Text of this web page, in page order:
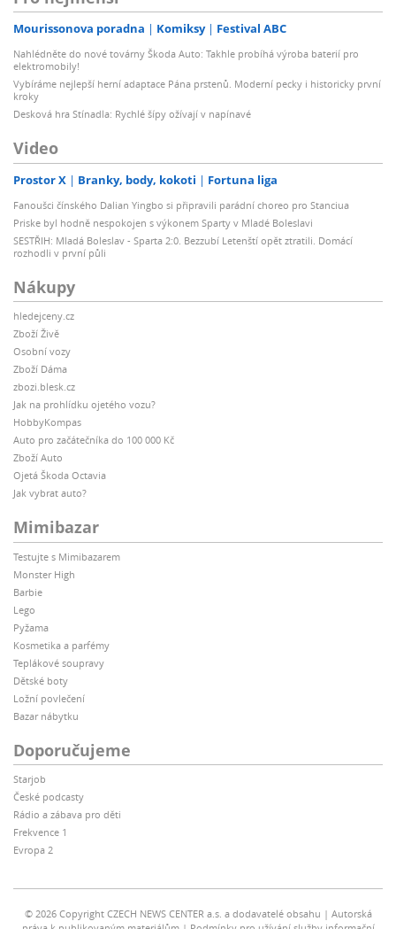
Mourissonova poradna Komiksy Festival ABC
Nahlédněte do nové továrny Škoda Auto: Takhle probíhá výroba baterií pro
elektromobily!
Vybíráme nejlepší herní adaptace Pána prstenů. Moderní pecky i historicky první
kroky
Desková hra Stínadla: Rychlé šípy ožívají v napínavé
Video
Prostor X Branky, body, kokoti Fortuna liga
Fanoušci čínského Dalian Yingbo si připravili parádní choreo pro Stanciua
Priske byl hodně nespokojen s výkonem Sparty v Mladé Boleslavi
SESTŘIH: Mladá Boleslav - Sparta 2:0. Bezzubí Letenští opět ztratili. Domácí
rozhodli v první půli
Nákupy
hledejceny.cz
Zboží Živě
Osobní vozy
Zboží Dáma
zbozi.blesk.cz
Jak na prohlídku ojetého vozu?
HobbyKompas
Auto pro začátečníka do 100 000 Kč
Zboží Auto
Ojetá Škoda Octavia
Jak vybrat auto?
Mimibazar
Testujte s Mimibazarem
Monster High
Barbie
Lego
Pyžama
Kosmetika a parfémy
Teplákové soupravy
Dětské boty
Ložní povlečení
Bazar nábytku
Doporučujeme
Starjob
České podcasty
Rádio a zábava pro děti
Frekvence 1
Evropa 2
© 2026 Copyright CZECH NEWS CENTER a.s. a dodavatelé obsahu
Autorská